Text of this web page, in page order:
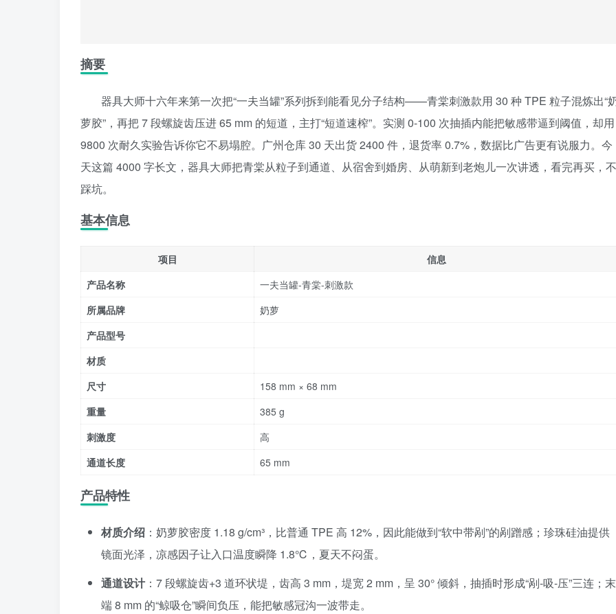
摘要
器具大师十六年来第一次把“一夫当罐”系列拆到能看见分子结构——青棠刺激款用 30 种 TPE 粒子混炼出“
萝胶”，再把 7 段螺旋齿压进 65 mm 的短道，主打“短道速榨”。实测 0-100 次抽插内能把敏感带逼到阈值，却用
9800 次耐久实验告诉你它不易塌腔。广州仓库 30 天出货 2400 件，退货率 0.7%，数据比广告更有说服力。今
天这篇 4000 字长文，器具大师把青棠从粒子到通道、从宿舍到婚房、从萌新到老炮儿一次讲透，看完再买，不
踩坑。
基本信息
项目
信息
产品名称
一夫当罐-青棠-刺激款
所属品牌
奶萝
产品型号
材质
尺寸
158 mm × 68 mm
重量
385 g
刺激度
高
通道长度
65 mm
产品特性
材质介绍 ：奶萝胶密度 1.18 g/cm³，比普通 TPE 高 12%，因此能做到“软中带剐”的剐蹭感；珍珠硅油提供
镜面光泽，凉感因子让入口温度瞬降 1.8℃，夏天不闷蛋。
通道设计：7 段螺旋齿+3 道环状堤，齿高 3 mm，堤宽 2 mm，呈 30° 倾斜，抽插时形成“剐-吸-压”三连；末
端 8 mm 的“鲸吸仓”瞬间负压，能把敏感冠沟一波带走。